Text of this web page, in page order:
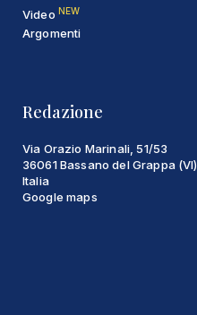
Video NEW
Argomenti
Redazione
Via Orazio Marinali, 51/53
36061 Bassano del Grappa (VI)
Italia
Google maps